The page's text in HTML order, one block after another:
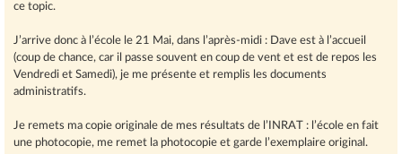
ce topic.
J’arrive donc à l’école le 21 Mai, dans l’après-midi : Dave est à l’accueil
(coup de chance, car il passe souvent en coup de vent et est de repos les
Vendredi et Samedi), je me présente et remplis les documents
administratifs.
Je remets ma copie originale de mes résultats de l’INRAT : l’école en fait
une photocopie, me remet la photocopie et garde l’exemplaire original.